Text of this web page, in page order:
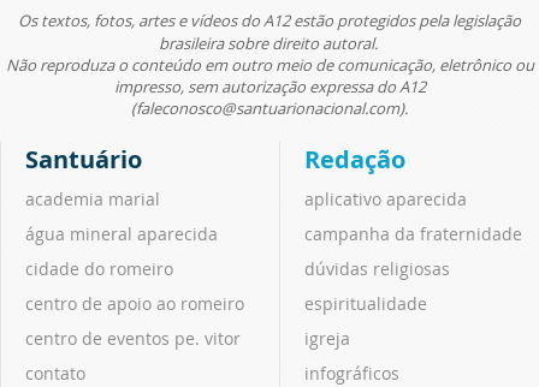
Os textos, fotos, artes e vídeos do A12 estão protegidos pela legislação
brasileira sobre direito autoral.
Não reproduza o conteúdo em outro meio de comunicação, eletrônico ou
impresso, sem autorização expressa do A12
(faleconosco@santuarionacional.com).
Santuário
academia marial
água mineral aparecida
cidade do romeiro
centro de apoio ao romeiro
centro de eventos pe. vitor
contato
Redação
aplicativo aparecida
campanha da fraternidade
dúvidas religiosas
espiritualidade
igreja
infográficos